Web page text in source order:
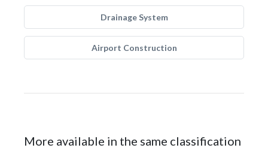
Drainage System
Airport Construction
More available in the same classification